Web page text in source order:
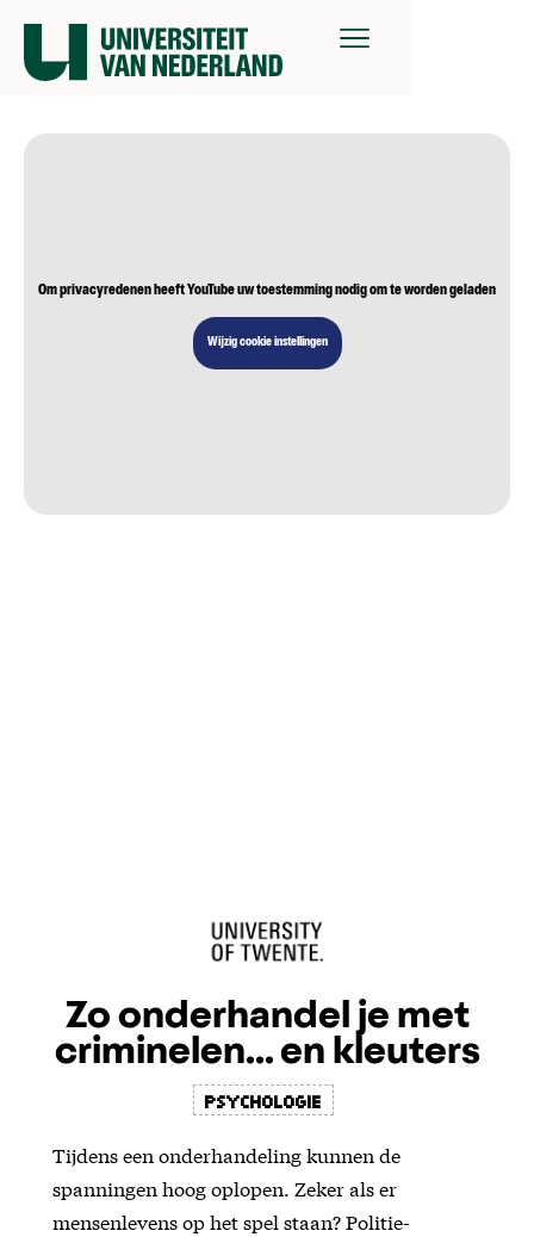
Om privacyredenen heeft YouTube uw toestemming nodig om te worden geladen
Wijzig cookie instellingen
Zo onderhandel je met
criminelen... en kleuters
Psychologie
Tijdens een onderhandeling kunnen de
spanningen hoog oplopen. Zeker als er
mensenlevens op het spel staan? Politie-